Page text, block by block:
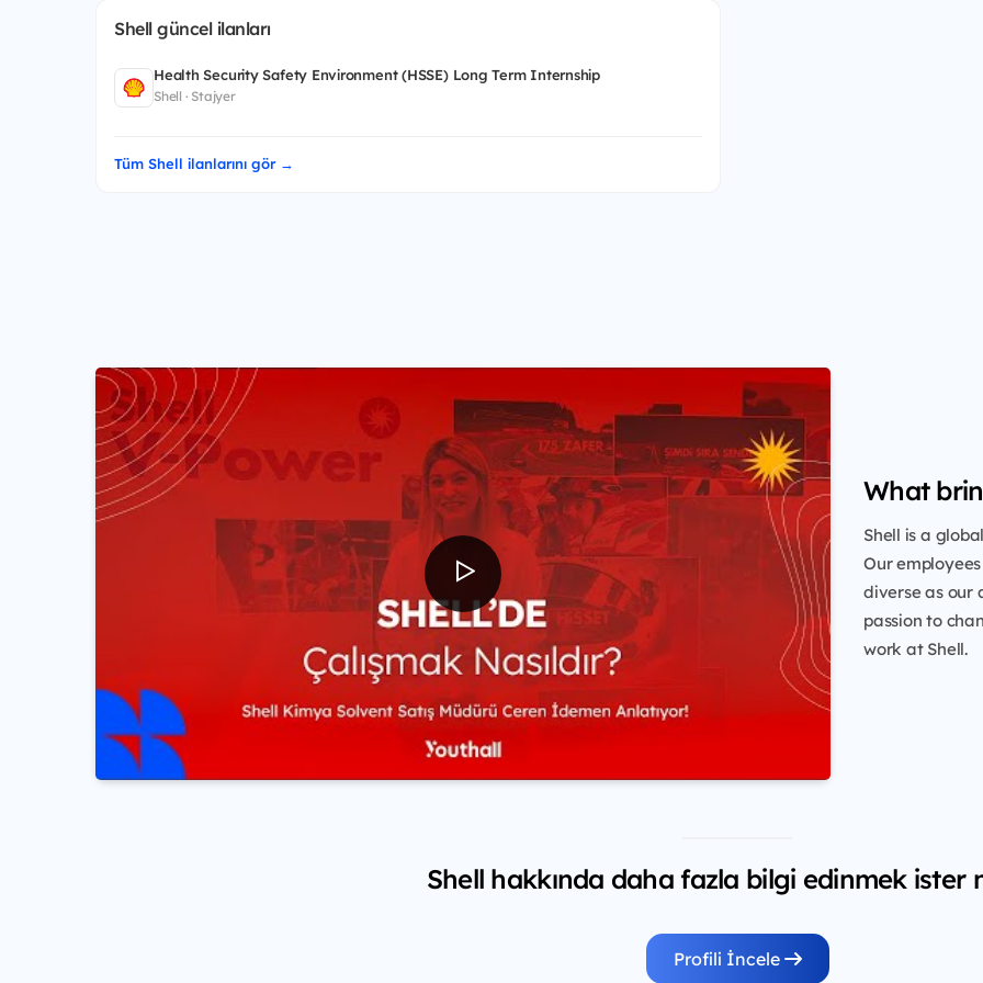
Shell güncel ilanları
Health Security Safety Environment (HSSE) Long Term Internship
Shell · Stajyer
Tüm Shell ilanlarını gör →
What
Shell is a
Our
diverse as our
passion to
work at Shell.
Shell hakkında daha fazla bilgi edinmek ister
Profili İncele